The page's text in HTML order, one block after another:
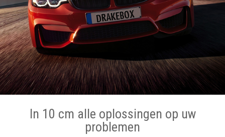
In 10 cm alle oplossingen op uw
problemen